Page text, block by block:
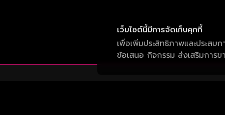
เว็บไซต์นี้มีการจัดเก็บคุกกี้
เพื่อเพิ่มประสิทธิภาพและประส
ข้อเสนอ กิจกรรม ส่งเสริมการข